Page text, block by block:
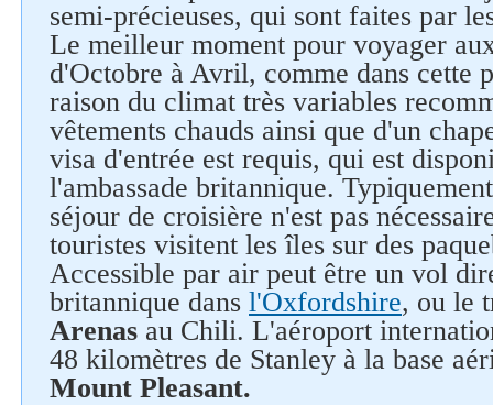
semi-précieuses, qui sont faites par
Le meilleur moment pour voyager
d'Octobre à Avril, comme dans cette
raison du climat très variables
vêtements chauds ainsi que d'un
visa d'entrée est requis, qui est
l'ambassade britannique.
séjour de croisière n'est pas
touristes visitent les îles sur des
Accessible par air peut être un vol
britannique dans l'Oxfordshire, ou le
Arenas au Chili. L'aéroport
48 kilomètres de Stanley à la base
Mount Pleasant.